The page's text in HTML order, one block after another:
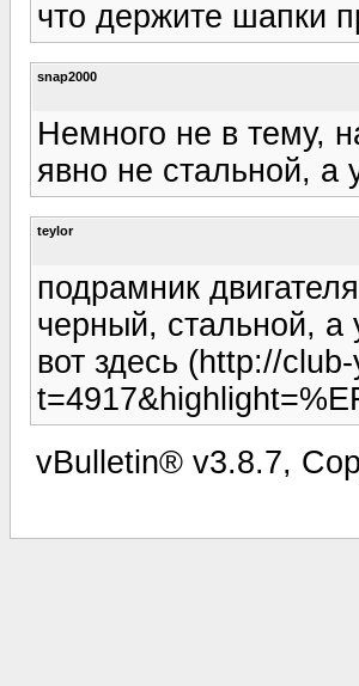
что держите шапки
snap2000
Немного не в тему,
явно не стальной, а
teylor
подрамник
черный, стальной, а
вот здесь (http://
vBulletin® v3.8.7,